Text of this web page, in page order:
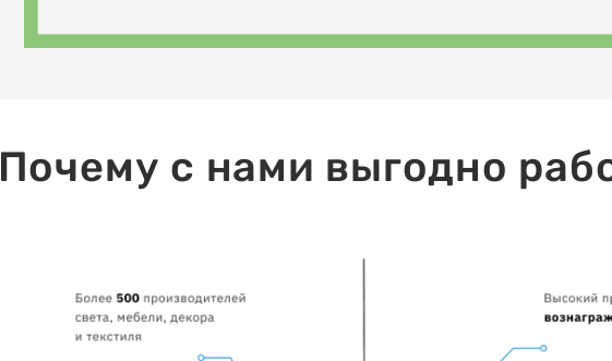
Почему с нами выгодно